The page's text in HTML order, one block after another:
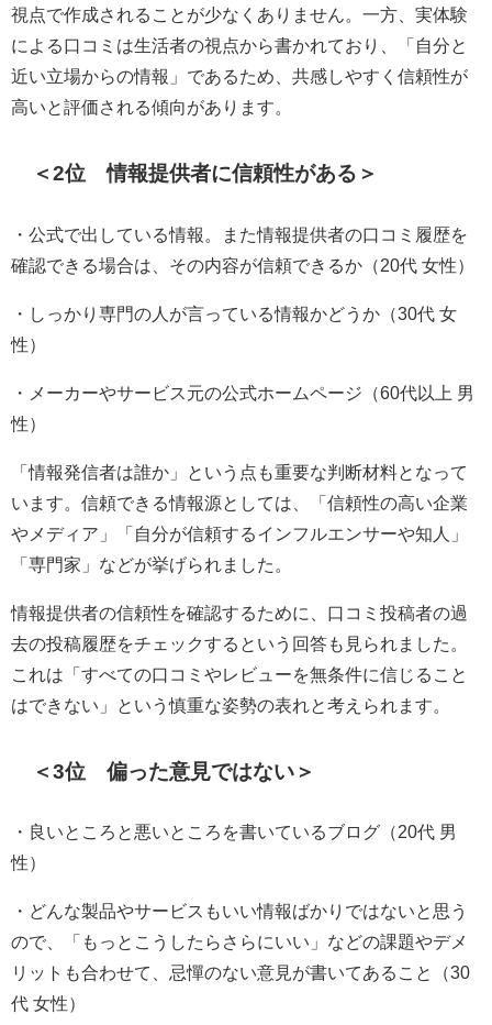
視点で作成されることが少なくありません。一方、実体験
による口コミは生活者の視点から書かれており、「自分と
近い立場からの情報」であるため、共感しやすく信頼性が
高いと評価される傾向があります。
＜2位 情報提供者に信頼性がある＞
・公式で出している情報。また情報提供者の口コミ履歴を
確認できる場合は、その内容が信頼できるか（20代 女性）
・しっかり専門の人が言っている情報かどうか（30代 女
性）
・メーカーやサービス元の公式ホームページ（60代以上 男
性）
「情報発信者は誰か」という点も重要な判断材料となって
います。信頼できる情報源としては、「信頼性の高い企業
やメディア」「自分が信頼するインフルエンサーや知人」
「専門家」などが挙げられました。
情報提供者の信頼性を確認するために、口コミ投稿者の過
去の投稿履歴をチェックするという回答も見られました。
これは「すべての口コミやレビューを無条件に信じること
はできない」という慎重な姿勢の表れと考えられます。
＜3位 偏った意見ではない＞
・良いところと悪いところを書いているブログ（20代 男
性）
・どんな製品やサービスもいい情報ばかりではないと思う
ので、「もっとこうしたらさらにいい」などの課題やデメ
リットも合わせて、忌憚のない意見が書いてあること（30
代 女性）